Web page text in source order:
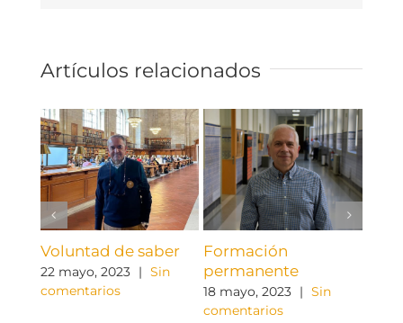
Artículos relacionados
Voluntad de saber
22 mayo, 2023 | Sin
comentarios
Formación
permanente
18 mayo, 2023 | Sin
comentarios